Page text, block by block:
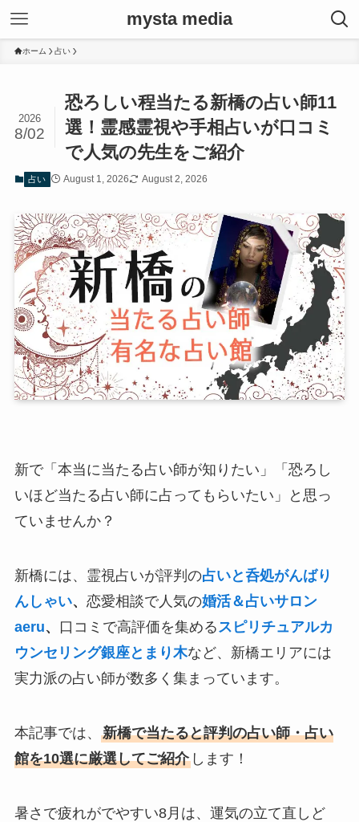
mysta media
ホーム 占い
恐ろしい程当たる新橋の占い師11
選！霊感霊視や手相占いが口コミ
で人気の先生をご紹介
2026
8/02
占い August 1, 2026 August 2, 2026
新で「本当に当たる占い師が知りたい」「恐ろし
いほど当たる占い師に占ってもらいたい」と思っ
ていませんか？
新橋には、霊視占いが評判の占いと呑処がんばり
んしゃい、 恋愛相談で人気の婚活＆占いサロン
aeru、 口コミで高評価を集めるスピリチュアルカ
ウンセリング銀座とまり木など、新橋エリアには
実力派の占い師が数多く集まっています。
本記事では、 新橋で当たると評判の占い師・占い
館を10選に厳選してご紹介します！
暑さで疲れがでやすい8月は、運気の立て直しど